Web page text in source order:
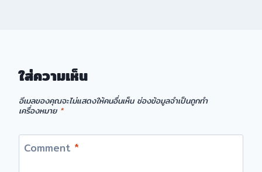
ใส่ความเห็น
อีเมลของคุณจะไม่แสดงให้คนอื่นเห็น ช่องข้อมูลจำเป็นถูกทำ
เครื่องหมาย *
Comment *